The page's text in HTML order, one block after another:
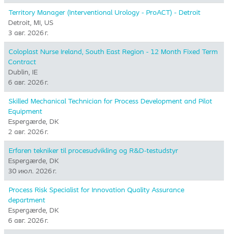
Territory Manager (Interventional Urology - ProACT) - Detroit
Detroit, MI, US
3 авг. 2026 г.
Coloplast Nurse Ireland, South East Region - 12 Month Fixed Term
Contract
Dublin, IE
6 авг. 2026 г.
Skilled Mechanical Technician for Process Development and Pilot
Equipment
Espergærde, DK
2 авг. 2026 г.
Erfaren tekniker til procesudvikling og R&D-testudstyr
Espergærde, DK
30 июл. 2026 г.
Process Risk Specialist for Innovation Quality Assurance
department
Espergærde, DK
6 авг. 2026 г.